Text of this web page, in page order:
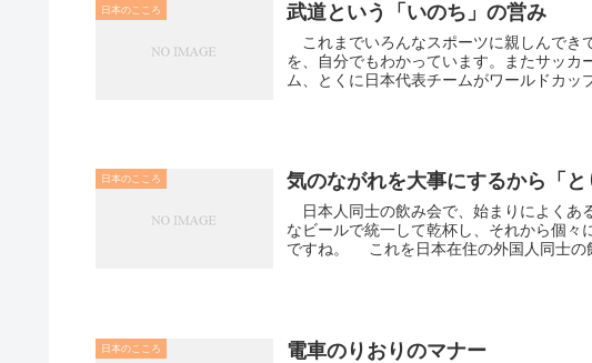
日本のこころ 武道という「いのち」の営み
これまでいろんなスポーツに親しんでき
を、自分でもわかっています。またサッカ
ム、とくに日本代表チームがワールドカッ
日本のこころ 気のながれを大事にするから「と
日本人同士の飲み会で、始まりによくあ
なビールで統一して乾杯し、それから個
ですね。 これを日本在住の外国人同
日本のこころ 電車のりおりのマナー